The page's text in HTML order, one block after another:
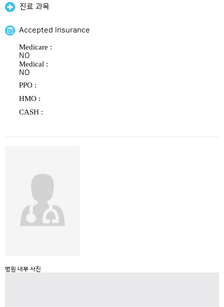
진료 과목
Accepted Insurance
Medicare :
NO
Medical :
NO
PPO :
HMO :
CASH :
병원 내부 사진